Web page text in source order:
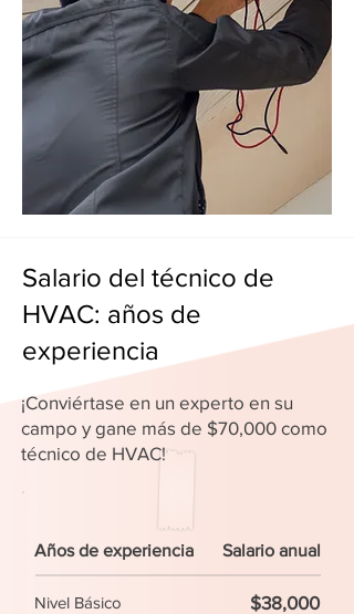
Salario del técnico de
HVAC: años de
experiencia
¡Conviértase en un experto en su
campo y gane más de $70,000 como
técnico de HVAC!
Años de experiencia Salario anual
Nivel Básico $38,000